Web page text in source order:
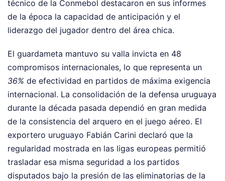
técnico de la Conmebol destacaron en sus informes
de la época la capacidad de anticipación y el
liderazgo del jugador dentro del área chica.
El guardameta mantuvo su valla invicta en 48
compromisos internacionales, lo que representa un
36% de efectividad en partidos de máxima exigencia
internacional. La consolidación de la defensa uruguaya
durante la década pasada dependió en gran medida
de la consistencia del arquero en el juego aéreo. El
exportero uruguayo Fabián Carini declaró que la
regularidad mostrada en las ligas europeas permitió
trasladar esa misma seguridad a los partidos
disputados bajo la presión de las eliminatorias de la